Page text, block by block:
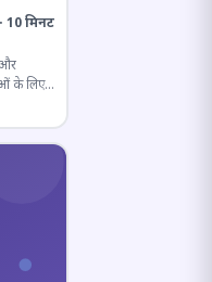
· 10 मिनट
के लिए